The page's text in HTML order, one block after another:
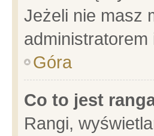
Jeżeli nie masz
Góra
Co to jest
Rangi,